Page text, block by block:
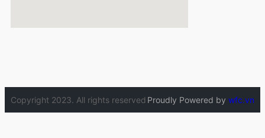
Copyright 2023. All rights reserved Proudly Powered by wfc.vn